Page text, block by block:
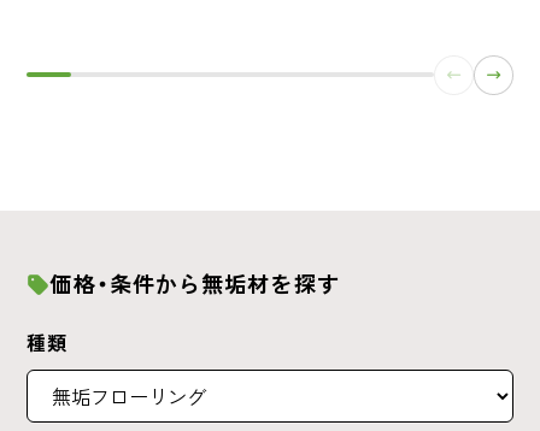
価格・条件から無垢材を探す
種類